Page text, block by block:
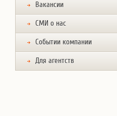
Вакансии
СМИ о нас
Событии компании
Для агентств